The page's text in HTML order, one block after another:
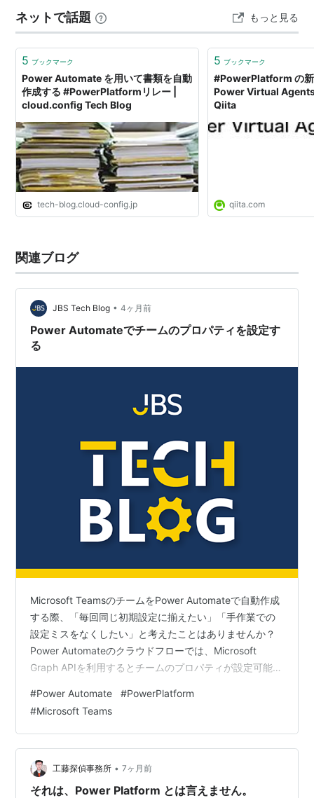
Studio などで構成されるサービス…
ネットで話題 もっと見る
5 ブックマーク
Power Automate を用いて書類を自動
作成する #PowerPlatformリレー |
cloud.config Tech Blog
tech-blog.cloud-config.jp
5 ブックマーク
#PowerPlatform の
Power Virtual
Qiita
qiita.com
関連ブログ
JBS Tech Blog • 4ヶ月前
Power Automateでチームのプロパティを設定す
る
Microsoft TeamsのチームをPower Automateで自動作成
する際、「毎回同じ初期設定に揃えたい」「手作業での
設定ミスをなくしたい」と考えたことはありませんか？
Power Automateのクラウドフローでは、Microsoft
Graph APIを利用するとチームのプロパティが設定可能な
では、フローを利用してチームのプロパティを統一的に
設定する方法を紹介します。 事前準備 プレミアムコネク
タが使用できるライセンス Microsoft Entra 管理センター
でのアプリケーション登録 フローを作成する 設定内容
作成手順 …
#Power Automate #PowerPlatform
#Microsoft Teams
工藤探偵事務所 • 7ヶ月前
それは、Power Platform とは言えません。